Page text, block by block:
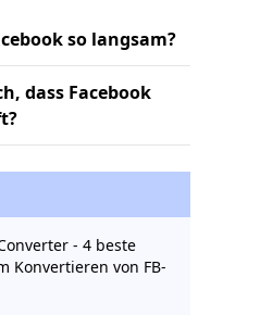
so langsam?
dass Facebook
- 4 beste
Konvertieren von FB-